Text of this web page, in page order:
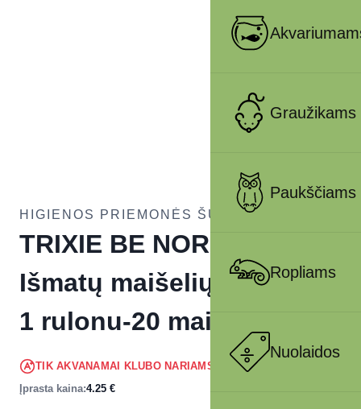
Graužikams
Paukščiams
Ropliams
Nuolaidos
HIGIENOS PRIEMONĖS ŠUNIMS
TRIXIE BE NORDIC
Išmatų maišelių dėklas su
1 rulonu-20 maiš., smėlio
TIK AKVANAMAI KLUBO NARIAMS 4.04€
Įprasta kaina:4.25 €